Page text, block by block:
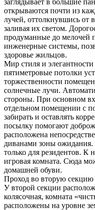
открываются почти из
лучей, оттолкнувшись от
заливая их светом.
продуманные до мелочей
инженерные системы,
здоровье жильцов.
Мир стиля и
пятиметровые потолки
торжественности
солнечные лучи.
стороны. При основном
отдельном помещении с
забирать и оставлять
посылку помогают
расположена
диванами зоны ожидания.
только для резидентов. К
игровая комната. Сюда
домашней обуви.
Проход во вторую секцию
У второй секции
колясочная, комната
расположены на уровне